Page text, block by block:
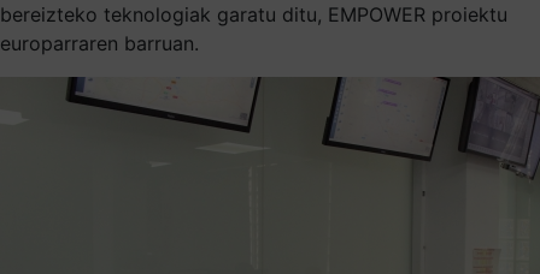
bereizteko teknologiak garatu ditu, EMPOWER proiektu
europarraren barruan.